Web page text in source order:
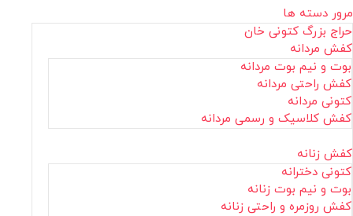
مرور دسته ها
حراج بزرگ کتونی خان
کفش مردانه
بوت و نیم بوت مردانه
کفش راحتی مردانه
کتونی مردانه
کفش کلاسیک و رسمی مردانه
کفش زنانه
کتونی دخترانه
بوت و نیم بوت زنانه
کفش روزمره و راحتی زنانه